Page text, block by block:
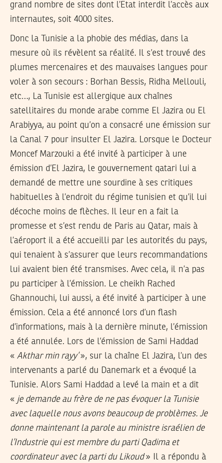
grand nombre de sites dont l’Etat interdit l’accès aux
internautes, soit 4000 sites.
Donc la Tunisie a la phobie des médias, dans la
mesure où ils révèlent sa réalité. Il s’est trouvé des
plumes mercenaires et des mauvaises langues pour
voler à son secours : Borhan Bessis, Ridha Mellouli,
etc…, La Tunisie est allergique aux chaînes
satellitaires du monde arabe comme El Jazira ou El
Arabiyya, au point qu’on a consacré une émission sur
la Canal 7 pour insulter El Jazira. Lorsque le Docteur
Moncef Marzouki a été invité à participer à une
émission d’El Jazira, le gouvernement qatari lui a
demandé de mettre une sourdine à ses critiques
habituelles à l’endroit du régime tunisien et qu’il lui
décoche moins de flèches. Il leur en a fait la
promesse et s’est rendu de Paris au Qatar, mais à
l’aéroport il a été accueilli par les autorités du pays,
qui tenaient à s’assurer que leurs recommandations
lui avaient bien été transmises. Avec cela, il n’a pas
pu participer à l’émission. Le cheikh Rached
Ghannouchi, lui aussi, a été invité à participer à une
émission. Cela a été annoncé lors d’un flash
d’informations, mais à la dernière minute, l’émission
a été annulée. Lors de l’émission de Sami Haddad
« Akthar min rayy’», sur la chaîne El Jazira, l’un des
intervenants a parlé du Danemark et a évoqué la
Tunisie. Alors Sami Haddad a levé la main et a dit
« je demande au frère de ne pas évoquer la Tunisie
avec laquelle nous avons beaucoup de problèmes. Je
donne maintenant la parole au ministre israélien de
l’Industrie qui est membre du parti Qadima et
coordinateur avec la parti du Likoud» Il a répondu à